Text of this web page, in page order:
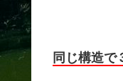
同じ構造で